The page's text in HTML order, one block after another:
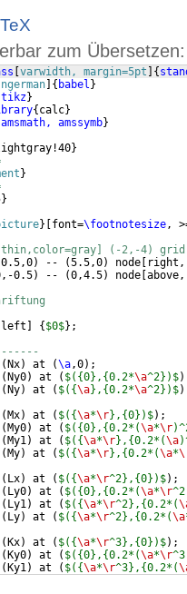
zum Übersetzen:
varwidth, margin=5pt {
ngerman { babel }
tikz}
{ calc}
amsmath, amssymb}
}
}
}
} font=\footnotesize,
thin,color=gray] (-2,-4)
) -- (5.5,0) node
right,
0.5) -- (0,4.5) node
left { $0$} ;
( Nx) at (\a,0) ;
( Ny0) at ( $({0},{0.2*\a^2})$)
( Ny) at ( $({\a},{0.2*\a^2})$)
( Mx) at ( $({\a*\r},{0})$) ;
( My0) at ( $({0},{0.2*(\a*\r
( My1) at ( $({\a*\r},{0.2*(\a
( My) at ( $({\a*\r},{0.2*(\a*
( Lx) at ( $({\a*\r^2},{0})$) ;
( Ly0) at ( $({0},{0.2*(\a*\r
( Ly1) at ( $({\a*\r^2},{0.2*(
( Ly) at ( $({\a*\r^2},{0.2*(\a
( Kx) at ( $({\a*\r^3},{0})$) ;
( Ky0) at ( $({0},{0.2*(\a*\r
( Ky1) at ( $({\a*\r^3},{0.2*(